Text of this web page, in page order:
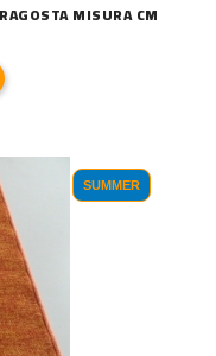
MISURA CM
SUMMER